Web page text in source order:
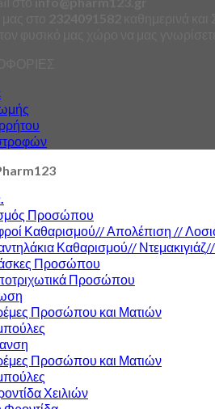
Προσώπου
Καθαρισμού// Απολέπιση //
Καθαρισμού//
Προσώπου
Προσώπου
Προσώπου και Ματιών
Προσώπου και Ματιών
Χειλιών